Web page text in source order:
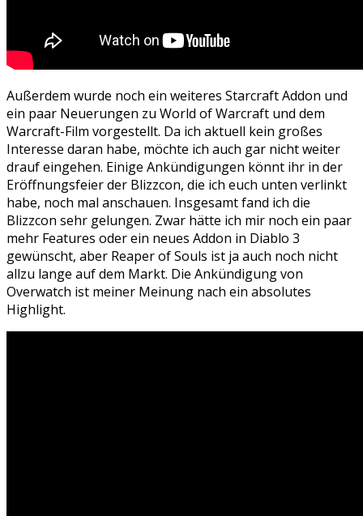
Außerdem wurde noch ein weiteres Starcraft Addon und
ein paar Neuerungen zu World of Warcraft und dem
Warcraft-Film vorgestellt. Da ich aktuell kein großes
Interesse daran habe, möchte ich auch gar nicht weiter
drauf eingehen. Einige Ankündigungen könnt ihr in der
Eröffnungsfeier der Blizzcon, die ich euch unten verlinkt
habe, noch mal anschauen. Insgesamt fand ich die
Blizzcon sehr gelungen. Zwar hätte ich mir noch ein paar
mehr Features oder ein neues Addon in Diablo 3
gewünscht, aber Reaper of Souls ist ja auch noch nicht
allzu lange auf dem Markt. Die Ankündigung von
Overwatch ist meiner Meinung nach ein absolutes
Highlight.